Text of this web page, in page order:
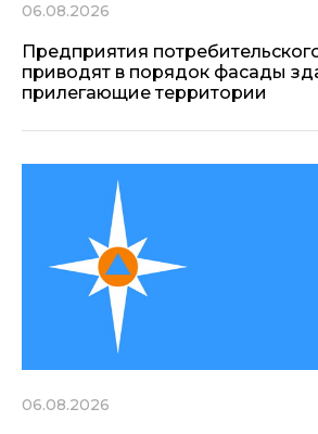
06.08.2026
Предприятия
приводят в порядок фасады
прилегающие территории
06.08.2026